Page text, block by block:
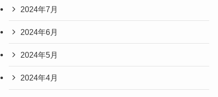
2024年7月
2024年6月
2024年5月
2024年4月